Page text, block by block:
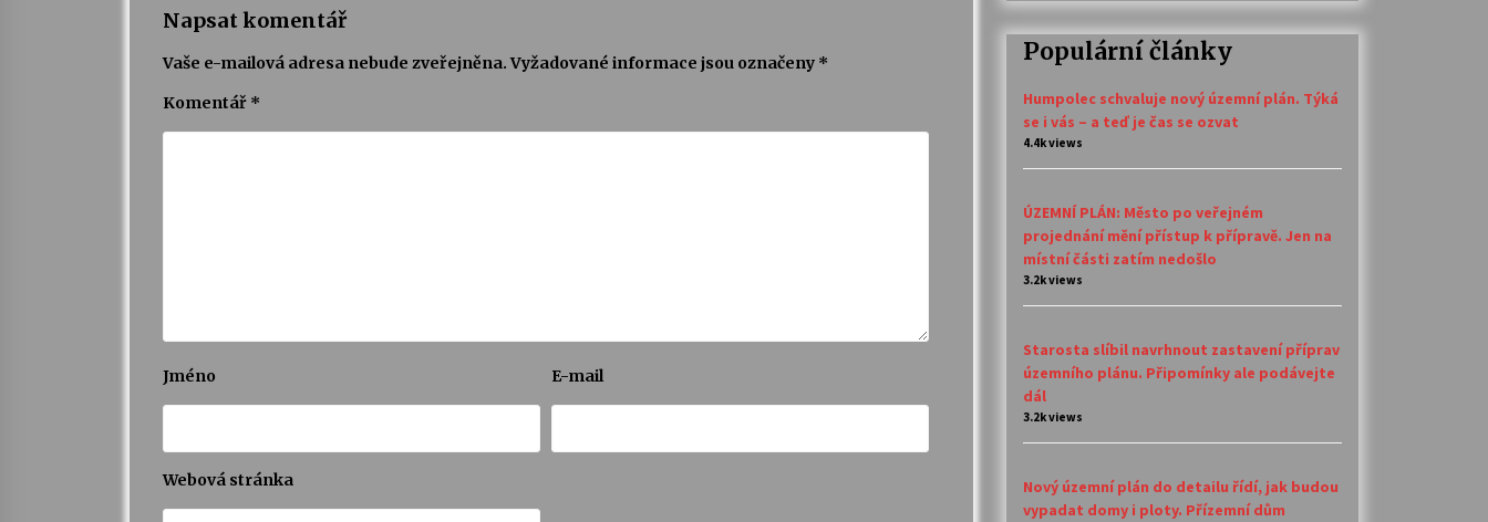
Napsat komentář
Vaše e-mailová adresa nebude zveřejněna. Vyžadované informace jsou označeny *
Komentář *
Jméno E-mail
Webová stránka
Populární články
Humpolec schvaluje nový územní plán. Týká
se i vás – a teď je čas se ozvat
4.4k views
ÚZEMNÍ PLÁN: Město po veřejném
projednání mění přístup k přípravě. Jen na
místní části zatím nedošlo
3.2k views
Starosta slíbil navrhnout zastavení příprav
územního plánu. Připomínky ale podávejte
dál
3.2k views
Nový územní plán do detailu řídí, jak budou
vypadat domy i ploty. Přízemní dům